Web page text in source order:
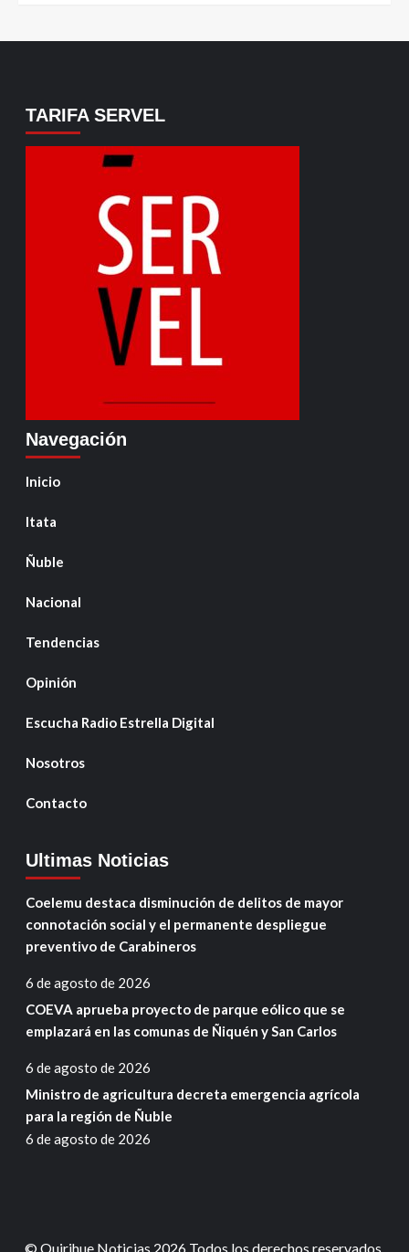
TARIFA SERVEL
Navegación
Inicio
Itata
Ñuble
Nacional
Tendencias
Opinión
Escucha Radio Estrella Digital
Nosotros
Contacto
Ultimas Noticias
Coelemu destaca disminución de delitos de mayor
connotación social y el permanente despliegue
preventivo de Carabineros
6 de agosto de 2026
COEVA aprueba proyecto de parque eólico que se
emplazará en las comunas de Ñiquén y San Carlos
6 de agosto de 2026
Ministro de agricultura decreta emergencia agrícola
para la región de Ñuble
6 de agosto de 2026